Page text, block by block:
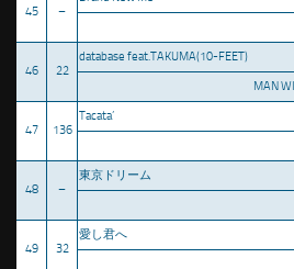
45 –
46 22
database feat.TAKUMA(10-FEET)
MAN
47 136
Tacata’
48 –
東京ドリーム
49 32
愛し君へ